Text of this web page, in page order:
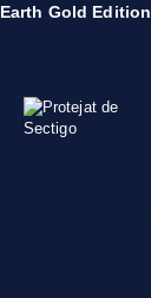
Earth Gold Edition